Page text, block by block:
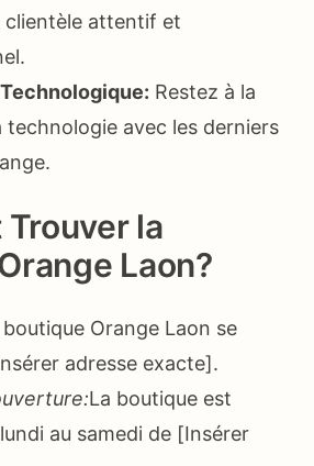
clientèle attentif et
Restez à la
technologie avec les derniers
la
Laon?
boutique Orange Laon se
adresse exacte].
La boutique est
au samedi de [Insérer